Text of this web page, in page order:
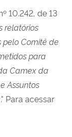
10.242, de 13
relatórios
Comitê de
para
Camex da
Assuntos
." Para acessar